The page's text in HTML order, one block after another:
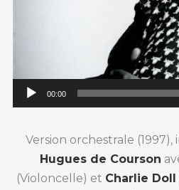
00:00
Version orchestrale
Hugues de Courson
(Violoncelle) et Charlie Doll